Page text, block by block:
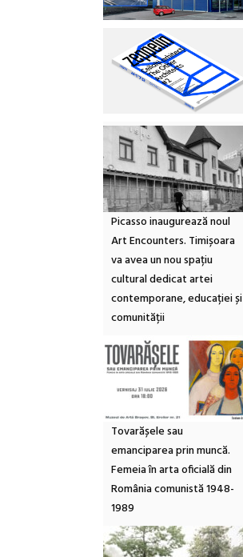
Picasso inaugurează noul
Art Encounters. Timișoara
va avea un nou spațiu
cultural dedicat artei
contemporane, educației și
comunității
Tovarășele sau
emanciparea prin muncă.
Femeia în arta oficială din
România comunistă 1948-
1989